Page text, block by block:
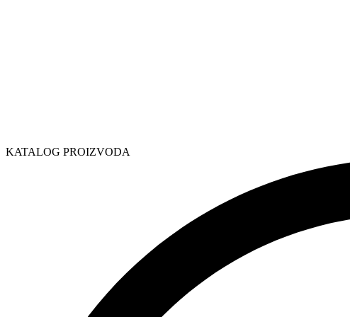
KATALOG PROIZVODA